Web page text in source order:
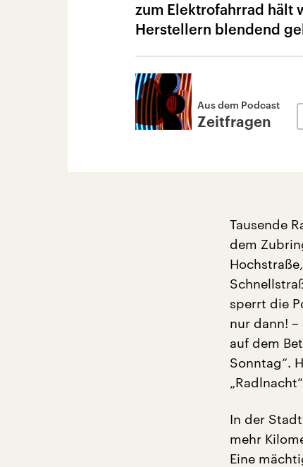
zum Elektrofahrrad hält
Herstellern blendend
Aus dem Podcast
Zeitfragen
Tausende
dem
sperrt die
nur dann! –
auf dem
Sonntag“.
In der
mehr
Eine